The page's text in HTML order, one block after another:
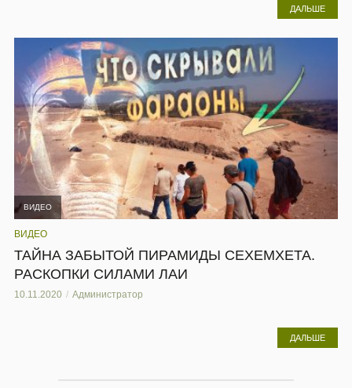
ДАЛЬШЕ
ВИДЕО
ВИДЕО
ТАЙНА ЗАБЫТОЙ ПИРАМИДЫ СЕХЕМХЕТА.
РАСКОПКИ СИЛАМИ ЛАИ
10.11.2020 Администратор
ДАЛЬШЕ